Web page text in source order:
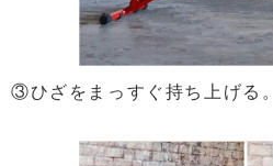
③ひざをまっすぐ持ち上げる。